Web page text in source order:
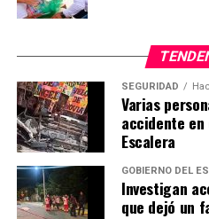
SEGURIDAD
Varias
accidente
Escalera
GOBIERNO DEL
Investigan
que dejó un